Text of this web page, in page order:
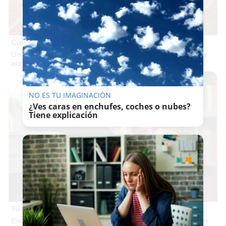
Corepunk MMORPG
Un verdadero MMORPG de la vieja escuela ¡Cómo los de
antes, pero mejor!
Tu memoria y la música
Esa canción antigua que no olvidas tiene una explicación
NO ES TU IMAGINACIÓN
¿Ves caras en enchufes, coches o nubes?
Tiene explicación